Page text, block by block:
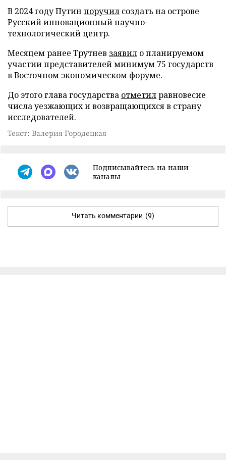
В 2024 году Путин поручил создать на острове
Русский инновационный научно-
технологический центр.
Месяцем ранее Трутнев заявил о планируемом
участии представителей минимум 75 государств
в Восточном экономическом форуме.
До этого глава государства отметилравновесие
числа уезжающих и возвращающихся в страну
исследователей.
Текст: Валерия Городецкая
Подписывайтесь на наши
каналы
Читать комментарии (9)